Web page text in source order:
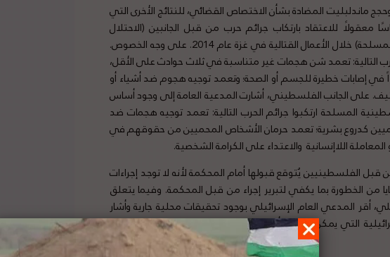
ماندلبليت المضادة بشأن الاختصاص القضائي، للنتائج الأخرى التي
للاعتقاد بارتكاب جرائم حرب من قبل الجانبين (الاحتلال
الاسرائيلي، أعضاء حماس والجماعات الفلسطينية المسلحة) خلال الأعمال القتالية في غزة عام 2014. على وجه الخصوص.
التالية: تعمد شن هجمات غير متناسبة في ثلاث حوادث على الأقل،
إصابات خطيرة للجسم أو الصحة؛ وتعمد توجيه هجوم ضد أشياء أو
على الجانب الفلسطيني، أشارت المدعية العامة إلى وجود أساس
المسلحة ارتكبوا جرائم الحرب التالية: تعمد توجيه هجمات ضد
كدروع بشرية؛ تعمد حرمان الأشخاص المحميين من حقوقهم في
اللاإنسانية والاعتداء على الكرامة الشخصية.
قبل الفلسطينيين يُتوقع قبولها أمام المحكمة لأنه لا توجد إجراءات
من الخطورة بما يكفي لتبرير إجراء من قبل المحكمة. وفيما يتعلق
أقر المدعي العام الإسرائيلي بوجود تحقيقات محلية جارية وأشار
التي يمكن قبولها أمام المحكمة ستتم في وقت لاحق من